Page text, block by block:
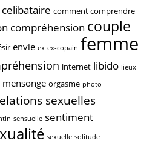
celibataire comment comprendre
compréhension couple
envie ex ex-copain femme
internet libido lieux
mensonge orgasme photo
sexuelles
sensuelle sentiment
sexuelle solitude